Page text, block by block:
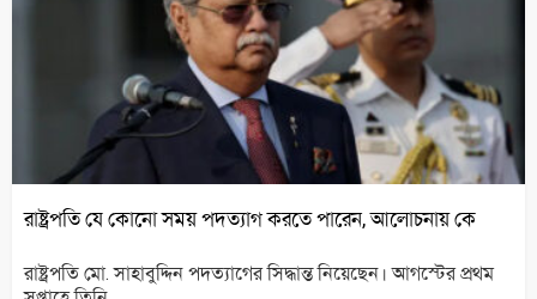
রাষ্ট্রপতি যে কোনো সময় পদত্যাগ করতে পারেন, আলোচনায় কে
রাষ্ট্রপতি মো. সাহাবুদ্দিন পদত্যাগের সিদ্ধান্ত নিয়েছেন। আগস্টের প্রথম